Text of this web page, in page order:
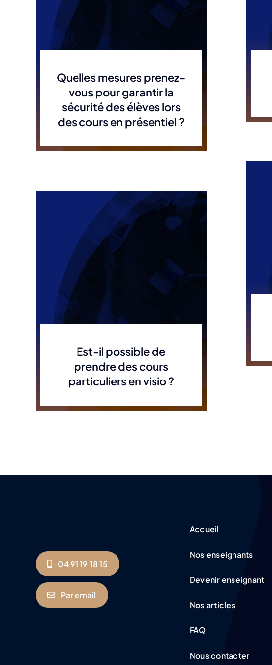
Quelles mesures prenez-
vous pour garantir la
sécurité des élèves lors
des cours en présentiel ?
Est-il possible de
prendre des cours
particuliers en visio ?
04 91 19 18 15
Par email
Accueil
Nos enseignants
Devenir enseignant
Nos articles
FAQ
Nous contacter